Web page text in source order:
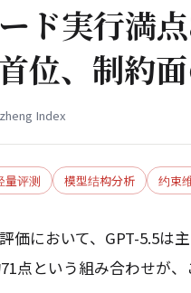
ド実行満
位、制約
Index
量评测 模型结构分析 约束
価において、GPT-5.5は
点という組み合わせが、